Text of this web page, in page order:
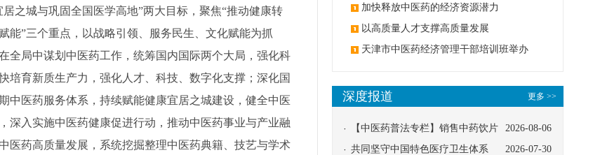
之城与巩固全国医学高地”两大目标，聚焦“推动健康转
能”三个重点，以战略引领、服务民生、文化赋能为抓
全局中谋划中医药工作，统筹国内国际两个大局，强化科
培育新质生产力，强化人才、科技、数字化支撑；深化国
中医药服务体系，持续赋能健康宜居之城建设，健全中医
深入实施中医药健康促进行动，推动中医药事业与产业融
医药高质量发展，系统挖掘整理中医药典籍、技艺与学术
加快释放中医药的经济资源潜力
以高质量人才支撑高质量发展
天津市中医药经济管理干部培训班举办
更多 >>
深度报道
2026-08-06
【中医药普法专栏】销售中药饮片
应告知煎服方法及注意事项
2026-07-30
共同坚守中国特色医疗卫生体系